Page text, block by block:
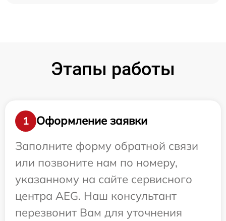
Этапы работы
1
Оформление заявки
Заполните форму обратной связи
или позвоните нам по номеру,
указанному на сайте сервисного
центра AEG. Наш консультант
перезвонит Вам для уточнения